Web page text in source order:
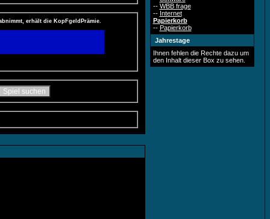
erhält die KopFgeldPrämie.
-- WBB frage
-- Internet
Papierkorb
-- Papierkorb
Jahrestage
Ihnen fehlen die Rechte dazu um
den Inhalt dieser Box zu sehen.